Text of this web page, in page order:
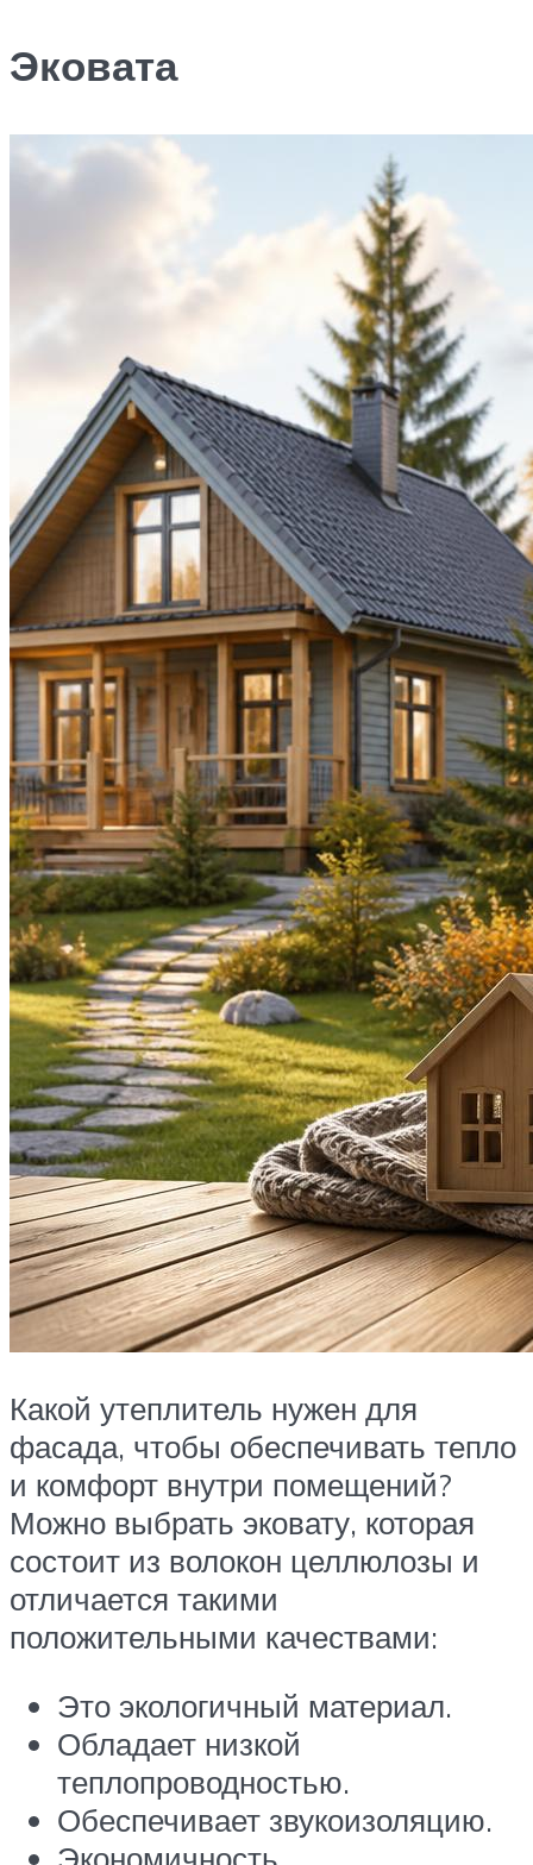
Эковата
Какой утеплитель нужен для
фасада, чтобы обеспечивать тепло
и комфорт внутри помещений?
Можно выбрать эковату, которая
состоит из волокон целлюлозы и
отличается такими
положительными качествами:
Это экологичный материал.
Обладает низкой
теплопроводностью.
Обеспечивает звукоизоляцию.